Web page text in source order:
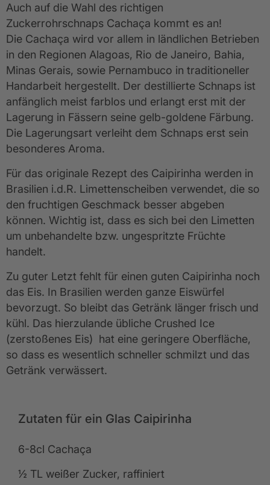
Auch auf die Wahl des richtigen
Zuckerrohrschnaps Cachaça kommt es an!
Die Cachaça wird vor allem in ländlichen Betrieben
in den Regionen Alagoas, Rio de Janeiro, Bahia,
Minas Gerais, sowie Pernambuco in traditioneller
Handarbeit hergestellt. Der destillierte Schnaps ist
anfänglich meist farblos und erlangt erst mit der
Lagerung in Fässern seine gelb-goldene Färbung.
Die Lagerungsart verleiht dem Schnaps erst sein
besonderes Aroma.
Für das originale Rezept des Caipirinha werden in
Brasilien i.d.R. Limettenscheiben verwendet, die so
den fruchtigen Geschmack besser abgeben
können. Wichtig ist, dass es sich bei den Limetten
um unbehandelte bzw. ungespritzte Früchte
handelt.
Zu guter Letzt fehlt für einen guten Caipirinha noch
das Eis. In Brasilien werden ganze Eiswürfel
bevorzugt. So bleibt das Getränk länger frisch und
kühl. Das hierzulande übliche Crushed Ice
(zerstoßenes Eis) hat eine geringere Oberfläche,
so dass es wesentlich schneller schmilzt und das
Getränk verwässert.
Zutaten für ein Glas Caipirinha
6-8cl Cachaça
½ TL weißer Zucker, raffiniert